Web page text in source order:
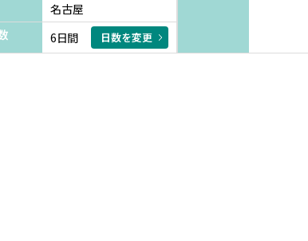
名古屋
6日間 日数を変更